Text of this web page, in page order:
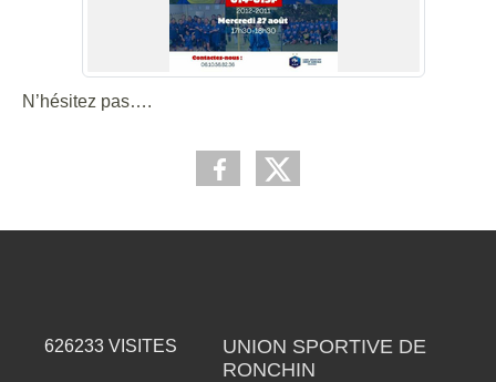
N’hésitez pas….
626233 VISITES
UNION SPORTIVE DE
RONCHIN